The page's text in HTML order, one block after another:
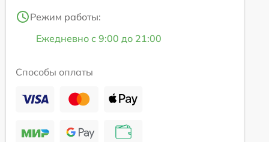
Режим работы:
Ежедневно с 9:00 до 21:00
Способы оплаты